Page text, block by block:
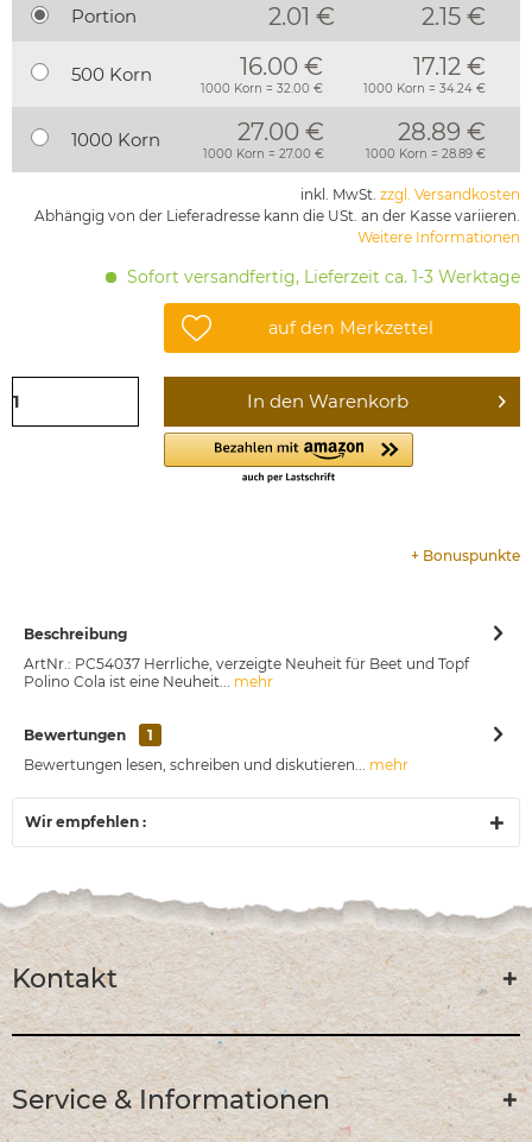
Portion 2.01 € 2.15 €
500 Korn 16.00 €
1000 Korn = 32.00 €
17.12 €
1000 Korn = 34.24 €
1000 Korn 27.00 €
1000 Korn = 27.00 €
28.89 €
1000 Korn = 28.89 €
inkl. MwSt. zzgl. Versandkosten
Abhängig von der Lieferadresse kann die USt. an der Kasse variieren.
Weitere Informationen
Sofort versandfertig, Lieferzeit ca. 1-3 Werktage
auf den Merkzettel
In den Warenkorb
+ Bonuspunkte
Beschreibung
ArtNr.: PC54037 Herrliche, verzeigte Neuheit für Beet und Topf
Polino Cola ist eine Neuheit...
mehr
Bewertungen
1
Bewertungen lesen, schreiben und diskutieren...
mehr
Wir empfehlen :
Kontakt
Service & Informationen